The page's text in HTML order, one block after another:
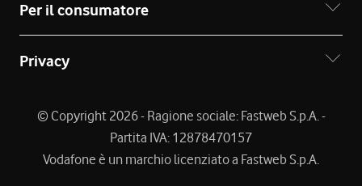
Per il consumatore
Privacy
© Copyright 2026 - Ragione sociale: Fastweb S.p.A. -
Partita IVA: 12878470157
Vodafone è un marchio licenziato a Fastweb S.p.A.